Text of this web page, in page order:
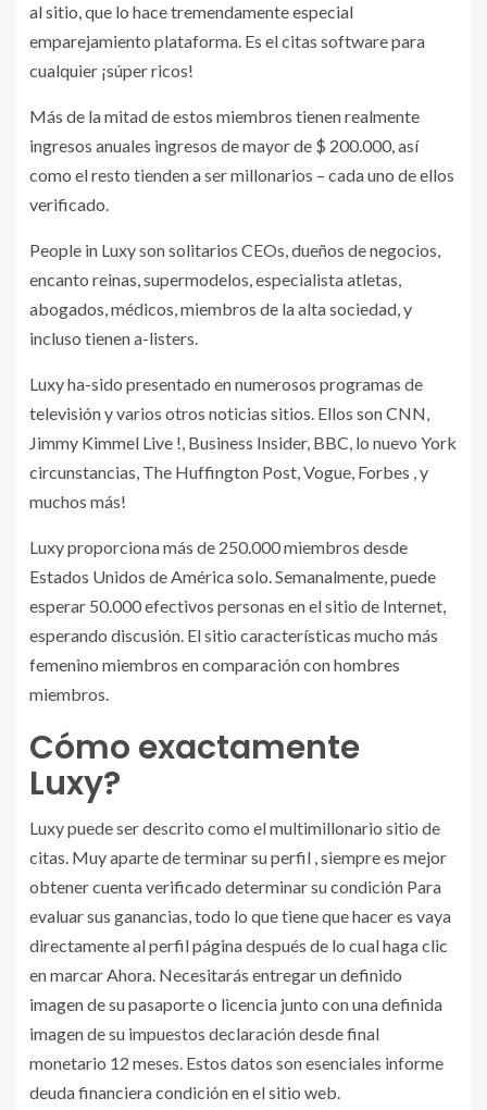
al sitio, que lo hace tremendamente especial
emparejamiento plataforma. Es el citas software para
cualquier ¡súper ricos!
Más de la mitad de estos miembros tienen realmente
ingresos anuales ingresos de mayor de $ 200.000, así
como el resto tienden a ser millonarios – cada uno de ellos
verificado.
People in Luxy son solitarios CEOs, dueños de negocios,
encanto reinas, supermodelos, especialista atletas,
abogados, médicos, miembros de la alta sociedad, y
incluso tienen a-listers.
Luxy ha-sido presentado en numerosos programas de
televisión y varios otros noticias sitios. Ellos son CNN,
Jimmy Kimmel Live !, Business Insider, BBC, lo nuevo York
circunstancias, The Huffington Post, Vogue, Forbes , y
muchos más!
Luxy proporciona más de 250.000 miembros desde
Estados Unidos de América solo. Semanalmente, puede
esperar 50.000 efectivos personas en el sitio de Internet,
esperando discusión. El sitio características mucho más
femenino miembros en comparación con hombres
miembros.
Cómo exactamente
Luxy?
Luxy puede ser descrito como el multimillonario sitio de
citas. Muy aparte de terminar su perfil , siempre es mejor
obtener cuenta verificado determinar su condición Para
evaluar sus ganancias, todo lo que tiene que hacer es vaya
directamente al perfil página después de lo cual haga clic
en marcar Ahora. Necesitarás entregar un definido
imagen de su pasaporte o licencia junto con una definida
imagen de su impuestos declaración desde final
monetario 12 meses. Estos datos son esenciales informe
deuda financiera condición en el sitio web.